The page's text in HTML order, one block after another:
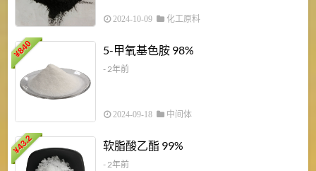
2024-10-09 化工原料
¥
840 5-甲氧基色胺 98%
- 2年前
2024-09-18 中间体
¥
43.2 软脂酸乙酯 99%
- 2年前